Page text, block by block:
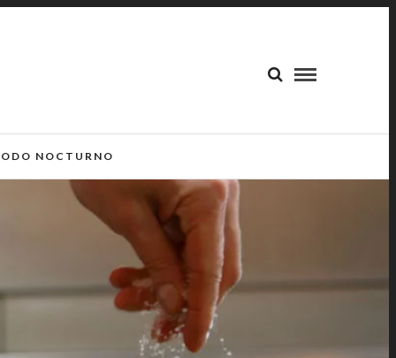
NOCTURNO